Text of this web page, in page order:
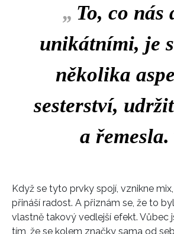
„ To, co nás
unikátními, je
několika
sesterství,
a řemesla.
Když se tyto prvky spojí, vznikne
přináší radost. A přiznám se, že to
vlastně takový vedlejší efekt. Vůbec
tím, že se kolem značky sama od